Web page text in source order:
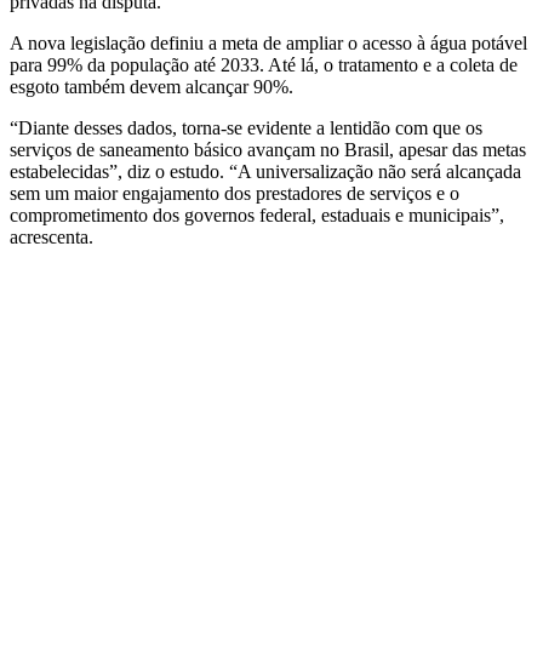
A nova legislação definiu a meta de ampliar o acesso à água potável
para 99% da população até 2033. Até lá, o tratamento e a coleta de
esgoto também devem alcançar 90%.
“Diante desses dados, torna-se evidente a lentidão com que os
serviços de saneamento básico avançam no Brasil, apesar das metas
estabelecidas”, diz o estudo. “A universalização não será alcançada
sem um maior engajamento dos prestadores de serviços e o
comprometimento dos governos federal, estaduais e municipais”,
acrescenta.